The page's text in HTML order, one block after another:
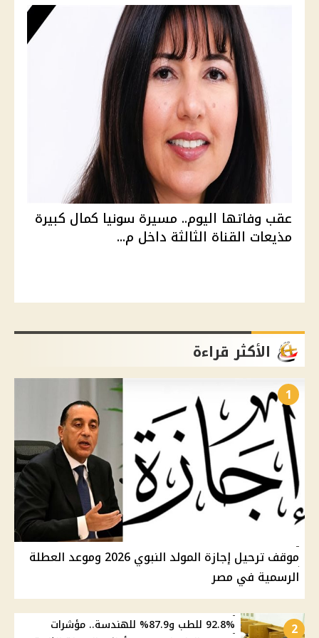
عقب وفاتها اليوم.. مسيرة سونيا كمال كبيرة
مذيعات القناة الثالثة داخل م...
الأكثر قراءة
1
موقف ترحيل إجازة المولد النبوي 2026 وموعد العطلة
الرسمية في مصر
2
92.8% للطب و87.9% للهندسة.. مؤشرات